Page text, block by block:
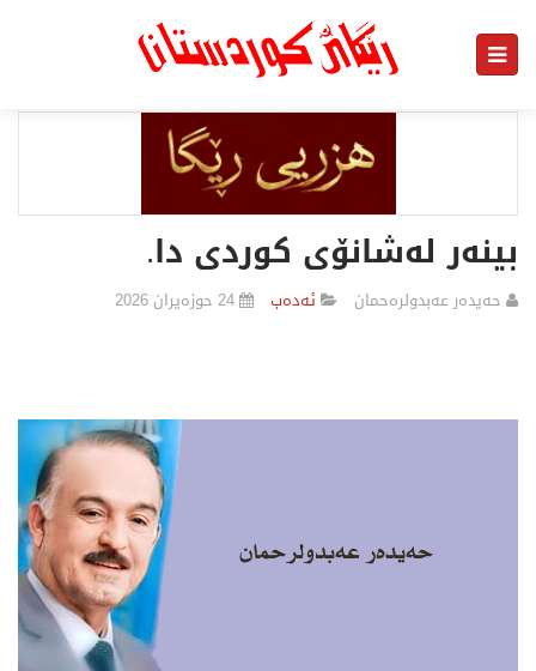
بینەر لەشانۆی كوردی دا.
حه‌یده‌ر عه‌بدولره‌حمان ئەدەب 24 حوزەیران 2026